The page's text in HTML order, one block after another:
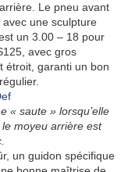
Le pneu avant
une sculpture
un 3.00 – 18 pour
avec gros
étroit, garanti un bon
« saute » lorsqu’elle
moyeu arrière est
un guidon spécifique